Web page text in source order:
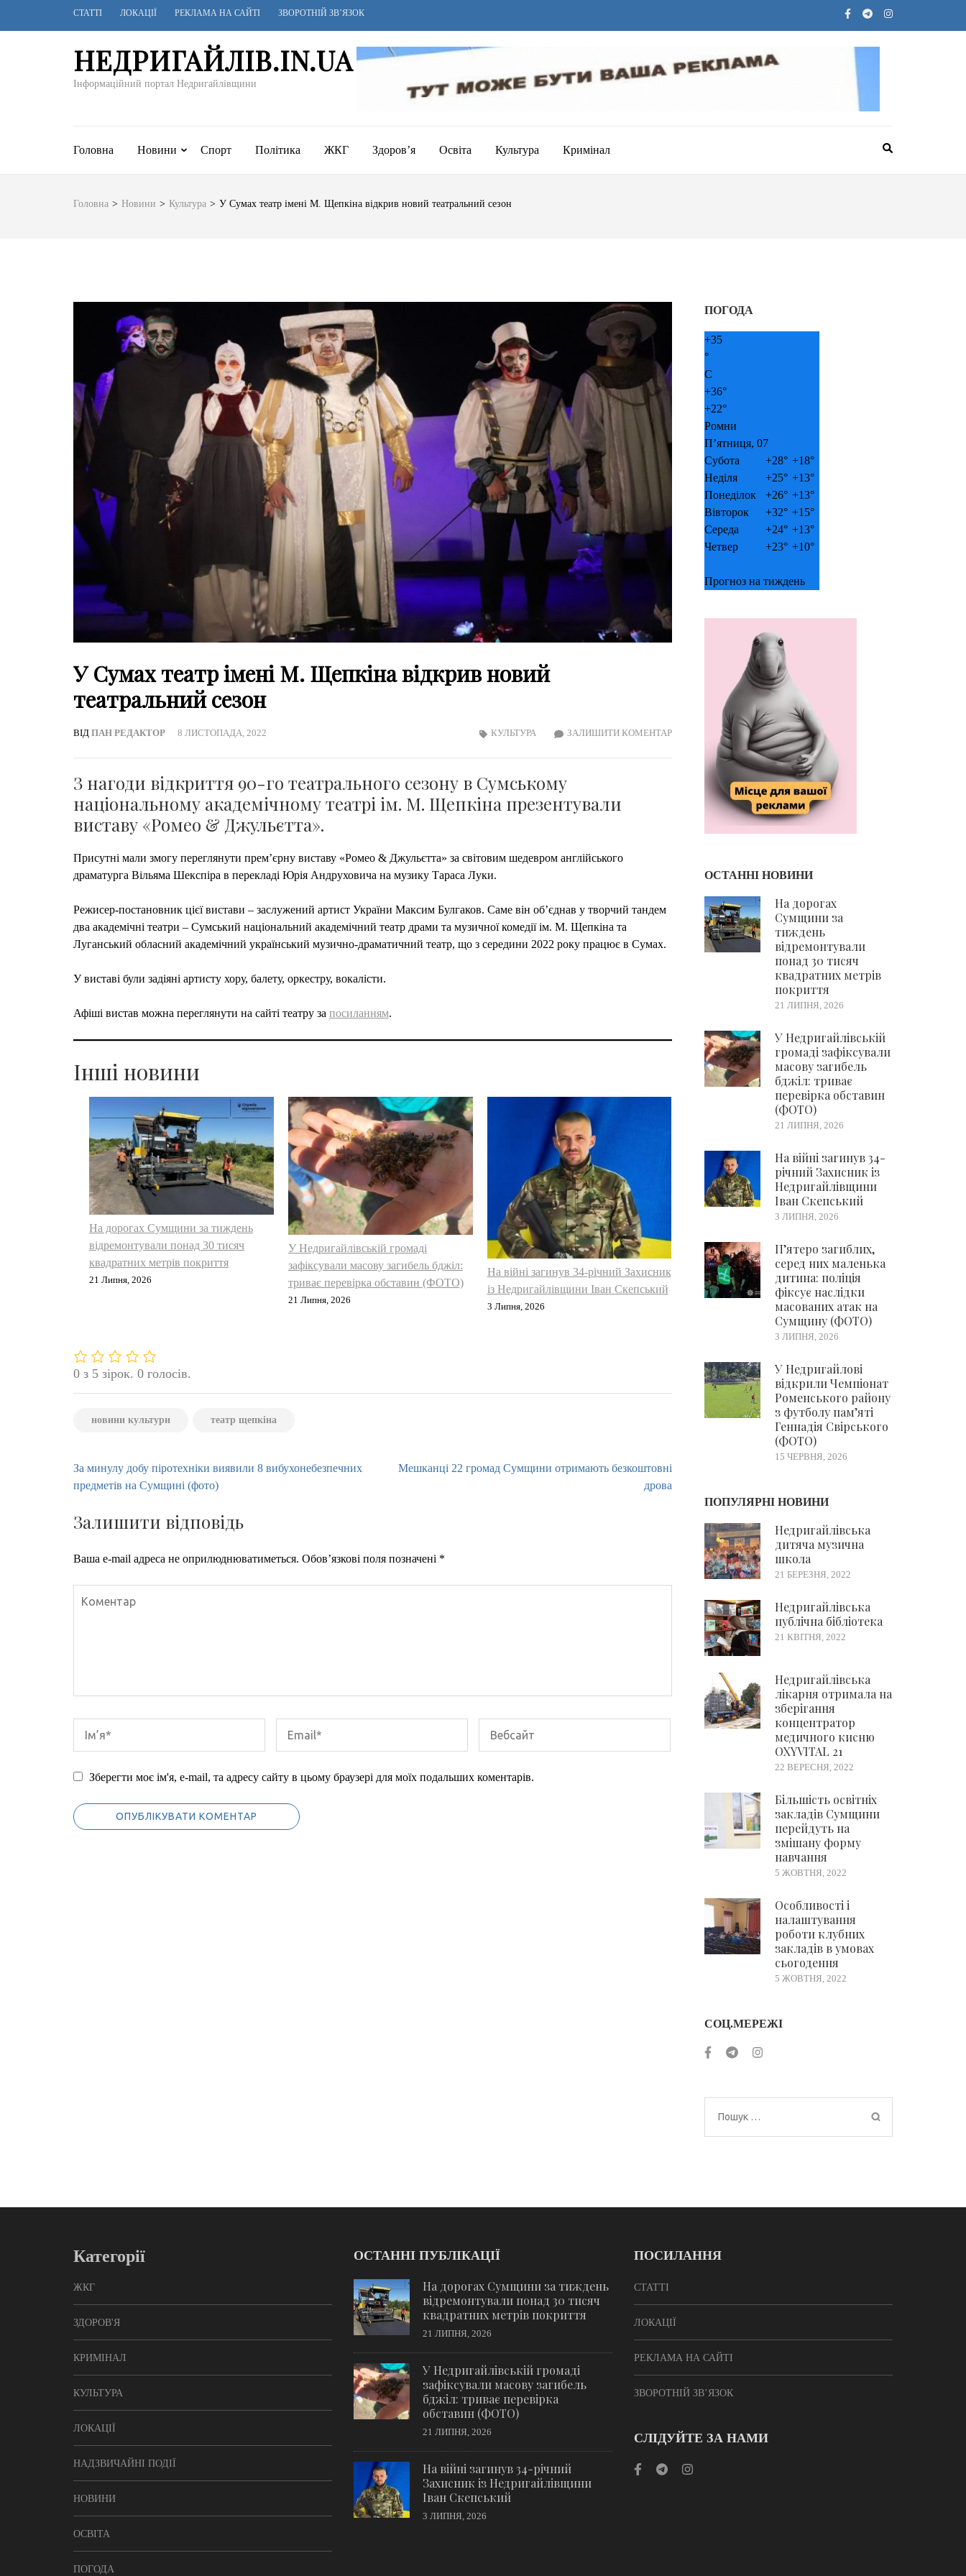
СТАТТІ ЛОКАЦІЇ РЕКЛАМА НА САЙТІ ЗВОРОТНІЙ ЗВ’ЯЗОК
НЕДРИГАЙЛІВ.IN.UA
Інформаційний портал Недригайлівщини
Головна Новини Спорт Політика ЖКГ Здоров’я Освіта Культура Кримінал
Головна > Новини > Культура > У Сумах театр імені М. Щепкіна відкрив новий театральний сезон
У Сумах театр імені М. Щепкіна відкрив новий
театральний сезон
ВІД ПАН РЕДАКТОР 8 ЛИСТОПАДА, 2022 ЗАЛИШИТИ КОМЕНТАРON
ЩЕПКІНА
КУЛЬТУРА
З нагоди відкриття 90-го театрального сезону в Сумському
національному академічному театрі ім. М. Щепкіна презентували
виставу «Ромео & Джульєтта».
Присутні мали змогу переглянути прем’єрну виставу «Ромео & Джульєтта» за світовим шедевром англійського
драматурга Вільяма Шекспіра в перекладі Юрія Андруховича на музику Тараса Луки.
Режисер-постановник цієї вистави – заслужений артист України Максим Булгаков. Саме він об’єднав у творчий тандем
два академічні театри – Сумський національний академічний театр драми та музичної комедії ім. М. Щепкіна та
Луганський обласний академічний український музично-драматичний театр, що з середини 2022 року працює в Сумах.
У виставі були задіяні артисту хору, балету, оркестру, вокалісти.
Афіші вистав можна переглянути на сайті театру за посиланням.
Інші новини
На дорогах Сумщини за тиждень
відремонтували понад 30 тисяч
квадратних метрів покриття
21 Липня, 2026
У Недригайлівській громаді
зафіксували масову загибель бджіл:
триває перевірка обставин (ФОТО)
21 Липня, 2026
На війні загинув 34-річний Захисник
із Недригайлівщини Іван Скепський
3 Липня, 2026
0 з 5 зірок. 0 голосів.
новини культури театр щепкіна
Навігація
записів
За минулу добу піротехніки виявили 8 вибухонебезпечних
предметів на Сумщині (фото)
Мешканці 22 громад Сумщини отримають безкоштовні
дрова
Залишити відповідь
Ваша e-mail адреса не оприлюднюватиметься. Обов’язкові поля позначені *
Зберегти моє ім'я, e-mail, та адресу сайту в цьому браузері для моїх подальших коментарів.
ПОГОДА
+35
°
C
+36°
+22°
Ромни
П’ятниця, 07
Субота
+28° +18°
Неділя
+25° +13°
Понеділок
+26° +13°
Вівторок
+32° +15°
Середа
+24° +13°
Четвер
+23° +10°
Прогноз на тиждень
ОСТАННІ НОВИНИ
На дорогах
Сумщини за
тиждень
відремонтували
понад 30 тисяч
квадратних метрів
покриття
21 ЛИПНЯ, 2026
У Недригайлівській
громаді зафіксували
масову загибель
бджіл: триває
перевірка обставин
(ФОТО)
21 ЛИПНЯ, 2026
На війні загинув 34-
річний Захисник із
Недригайлівщини
Іван Скепський
3 ЛИПНЯ, 2026
П’ятеро загиблих,
серед них маленька
дитина: поліція
фіксує наслідки
масованих атак на
Сумщину (ФОТО)
3 ЛИПНЯ, 2026
У Недригайлові
відкрили Чемпіонат
Роменського району
з футболу пам’яті
Геннадія Свірського
(ФОТО)
15 ЧЕРВНЯ, 2026
ПОПУЛЯРНІ НОВИНИ
Недригайлівська
дитяча музична
школа
21 БЕРЕЗНЯ, 2022
Недригайлівська
публічна бібліотека
21 КВІТНЯ, 2022
Недригайлівська
лікарня отримала на
зберігання
концентратор
медичного кисню
OXYVITAL 21
22 ВЕРЕСНЯ, 2022
Більшість освітніх
закладів Сумщини
перейдуть на
змішану форму
навчання
5 ЖОВТНЯ, 2022
Особливості і
налаштування
роботи клубних
закладів в умовах
сьогодення
5 ЖОВТНЯ, 2022
СОЦ.МЕРЕЖІ
Пошук:
Категорії
ЖКГ
ЗДОРОВ'Я
КРИМІНАЛ
КУЛЬТУРА
ЛОКАЦІЇ
НАДЗВИЧАЙНІ ПОДІЇ
НОВИНИ
ОСВІТА
ПОГОДА
ОСТАННІ ПУБЛІКАЦІЇ
На дорогах Сумщини за тиждень
відремонтували понад 30 тисяч
квадратних метрів покриття
21 ЛИПНЯ, 2026
У Недригайлівській громаді
зафіксували масову загибель
бджіл: триває перевірка
обставин (ФОТО)
21 ЛИПНЯ, 2026
На війні загинув 34-річний
Захисник із Недригайлівщини
Іван Скепський
3 ЛИПНЯ, 2026
ПОСИЛАННЯ
СТАТТІ
ЛОКАЦІЇ
РЕКЛАМА НА САЙТІ
ЗВОРОТНІЙ ЗВ’ЯЗОК
СЛІДУЙТЕ ЗА НАМИ